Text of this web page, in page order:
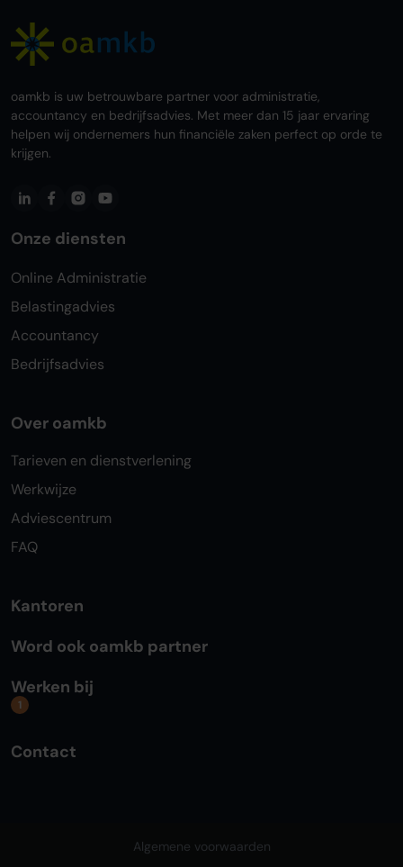
oamkb is uw betrouwbare partner voor administratie,
accountancy en bedrijfsadvies. Met meer dan 15 jaar ervaring
helpen wij ondernemers hun financiële zaken perfect op orde te
krijgen.
Onze diensten
Online Administratie
Belastingadvies
Accountancy
Bedrijfsadvies
Over oamkb
Tarieven en dienstverlening
Werkwijze
Adviescentrum
FAQ
Kantoren
Word ook oamkb partner
Werken bij
1
Contact
Algemene voorwaarden